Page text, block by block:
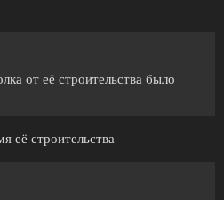
от её строительства было
её строительства